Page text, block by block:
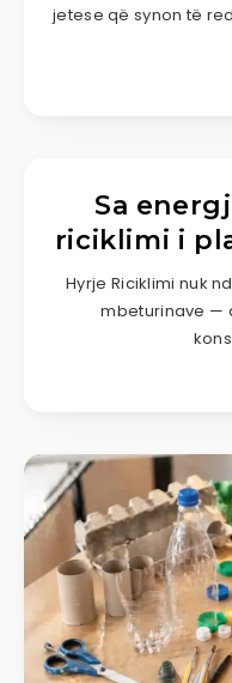
jetese që synon të
Sa
riciklimi i
Hyrje Riciklimi nuk
mbeturinave —